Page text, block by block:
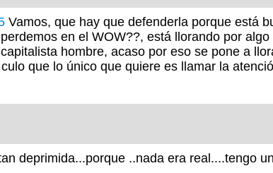
Vamos, que hay que defenderla porque está
en el WOW??, está llorando por
hombre, acaso por eso se pone a
que lo único que quiere es llamar la
deprimida...porque ..nada era real....tengo